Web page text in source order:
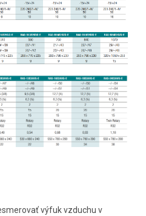
výfuk vzduchu v